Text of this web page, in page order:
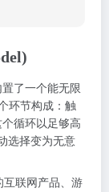
置了一个能无限
环节构成：触
循环以足够高
选择变为无意
互联网产品、游